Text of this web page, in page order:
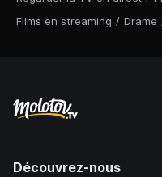
Films en streaming / Drame
Découvrez-nous